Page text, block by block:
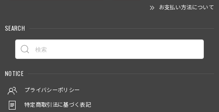
お支払い方法について
SEARCH
NOTICE
プライバシーポリシー
特定商取引法に基づく表記